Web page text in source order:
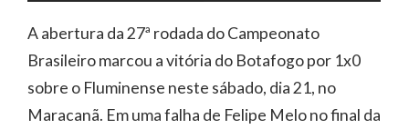
A abertura da 27ª rodada do Campeonato
Brasileiro marcou a vitória do Botafogo por 1x0
sobre o Fluminense neste sábado, dia 21, no
Maracanã. Em uma falha de Felipe Melo no final da